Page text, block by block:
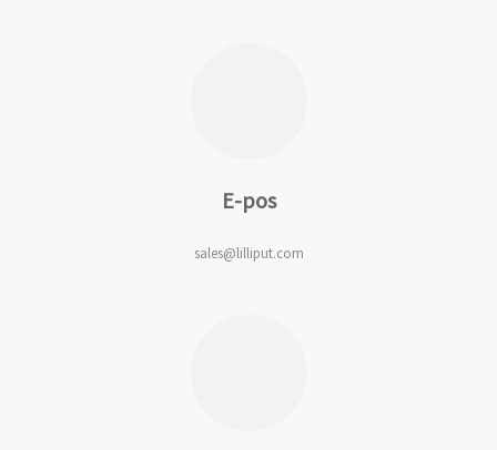
E-pos
sales@lilliput.com